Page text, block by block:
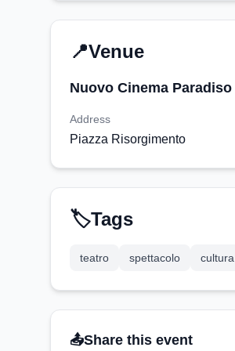
📍Venue
Nuovo Cinema Paradiso
Address
Piazza Risorgimento
🏷️Tags
teatro spettacolo cultura
📤Share this event